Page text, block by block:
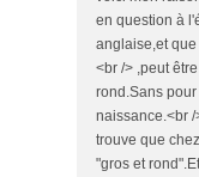
en question à
anglaise,et
<br /> ,peut
rond.Sans
naissance.<br /
trouve que
"gros et